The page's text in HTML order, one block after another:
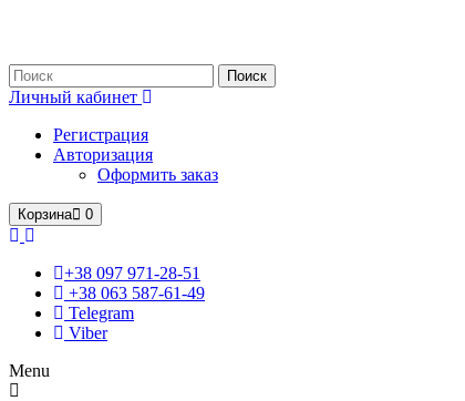
Поиск
Личный кабинет
Регистрация
Авторизация
Оформить заказ
Корзина 0
+38 097 971-28-51
+38 063 587-61-49
Telegram
Viber
Menu